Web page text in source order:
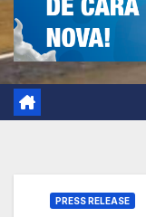
PRESS RELEASE